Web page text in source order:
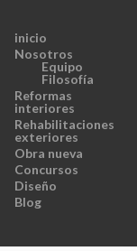
inicio
Nosotros
Equipo
Filosofía
Reformas
interiores
Rehabilitaciones
exteriores
Obra nueva
Concursos
Diseño
Blog